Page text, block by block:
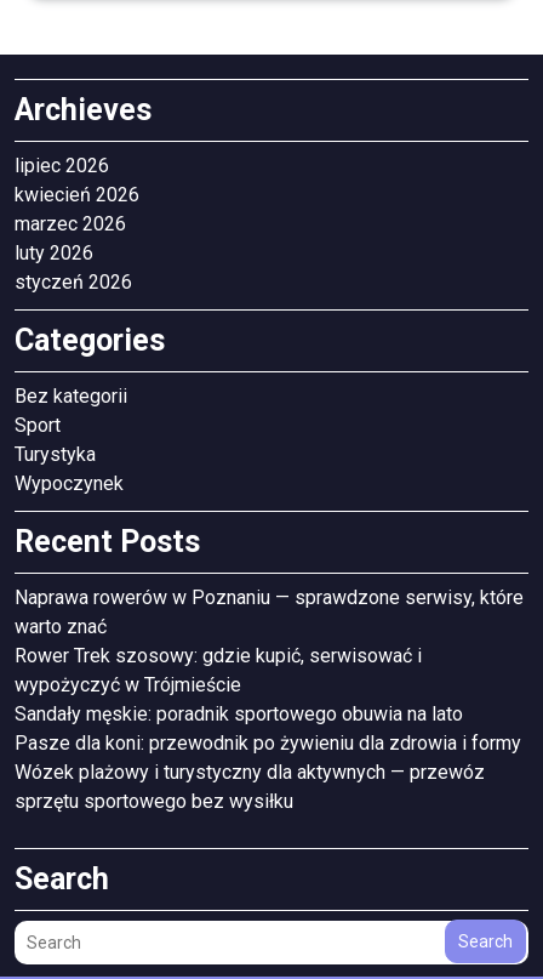
Archieves
lipiec 2026
kwiecień 2026
marzec 2026
luty 2026
styczeń 2026
Categories
Bez kategorii
Sport
Turystyka
Wypoczynek
Recent Posts
Naprawa rowerów w Poznaniu — sprawdzone serwisy, które
warto znać
Rower Trek szosowy: gdzie kupić, serwisować i
wypożyczyć w Trójmieście
Sandały męskie: poradnik sportowego obuwia na lato
Pasze dla koni: przewodnik po żywieniu dla zdrowia i formy
Wózek plażowy i turystyczny dla aktywnych — przewóz
sprzętu sportowego bez wysiłku
Search
Search